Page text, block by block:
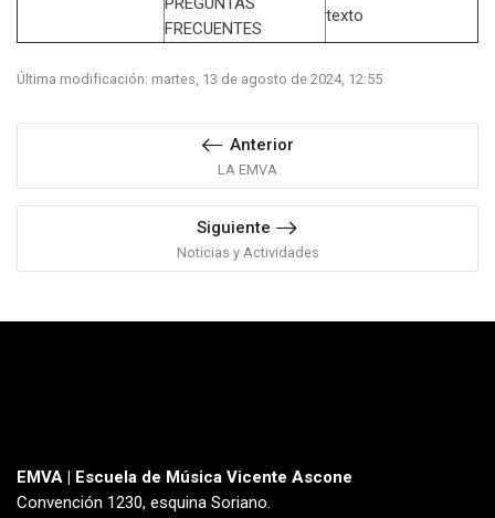
FRECUENTES
texto
Última modificación: martes, 13 de agosto de 2024, 12:55
Anterior
LA EMVA
Siguiente
Noticias y Actividades
EMVA | Escuela de Música Vicente Ascone
Convención 1230, esquina Soriano.